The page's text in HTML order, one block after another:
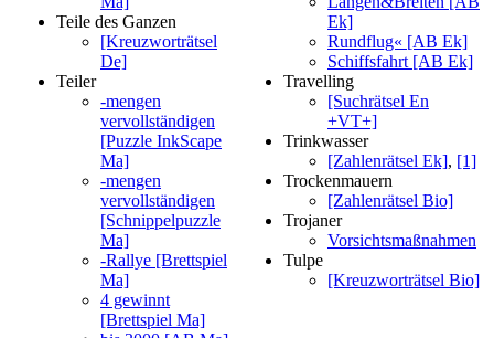
Teile des Ganzen
[Kreuzworträtsel
De]
Teiler
-mengen
vervollständigen
[Puzzle InkScape
Ma]
-mengen
vervollständigen
[Schnippelpuzzle
Ma]
-Rallye [Brettspiel
Ma]
4 gewinnt
[Brettspiel Ma]
Ek]
Rundflug« [AB Ek]
Schiffsfahrt [AB Ek]
Travelling
[Suchrätsel En
+VT+]
Trinkwasser
[Zahlenrätsel Ek], [1]
Trockenmauern
[Zahlenrätsel Bio]
Trojaner
Vorsichtsmaßnahmen
Tulpe
[Kreuzworträtsel Bio]